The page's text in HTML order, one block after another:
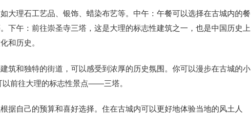
大理石工艺品、银饰、蜡染布艺等。中午：午餐可以选择在古城内的餐
下午：前往崇圣寺三塔，这是大理的标志性建筑之一，也是中国历史上
和历史。
筑和独特的街道，可以感受到浓厚的历史氛围。你可以漫步在古城的小
以前往大理的标志性景点——三塔。
据自己的预算和喜好选择。住在古城内可以更好地体验当地的风土人